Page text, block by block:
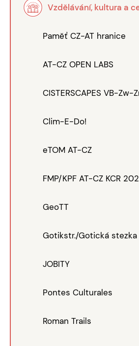
Vzdělávání, kultura a
Paměť CZ-AT hranice
AT-CZ OPEN LABS
CISTERSCAPES VB-Zw-
Clim-E-Do!
eTOM AT-CZ
FMP/KPF AT-CZ KCR
GeoTT
Gotikstr./Gotická stezka
JOBITY
Pontes Culturales
Roman Trails